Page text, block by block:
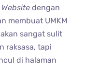
Websitedengan
membuat UMKM
sangat sulit
raksasa, tapi
di halaman